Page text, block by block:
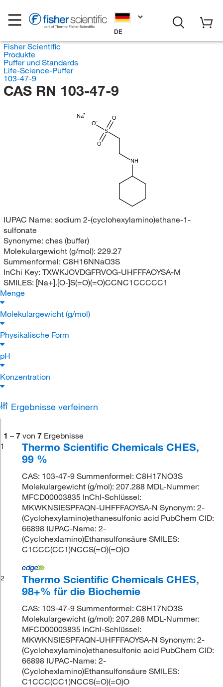
DE
Fisher Scientific
Produkte
Puffer und Standards
Life-Science-Puffer
103-47-9
CAS RN 103-47-9
Na
O
S
O
O
NH
IUPAC Name: sodium 2-(cyclohexylamino)ethane-1-
sulfonate
Synonyme: ches (buffer)
Molekulargewicht (g/mol): 229.27
Summenformel: C8H16NNaO3S
InChi Key: TXWKJOVDGFRVOG-UHFFFAOYSA-M
SMILES: [Na+].[O-]S(=O)(=O)CCNC1CCCCC1
Menge
Molekulargewicht (g/mol)
Physikalische Form
pH
Konzentration
Ergebnisse verfeinern
1 – 7 von 7 Ergebnisse
1
Thermo Scientific Chemicals CHES,
99 %
CAS: 103-47-9 Summenformel: C8H17NO3S
Molekulargewicht (g/mol): 207.288 MDL-Nummer:
MFCD00003835 InChI-Schlüssel:
MKWKNSIESPFAQN-UHFFFAOYSA-N Synonym: 2-
(Cyclohexylamino)ethanesulfonic acid PubChem CID:
66898 IUPAC-Name: 2-
(Cyclohexlamino)Ethansulfonsäure SMILES:
C1CCC(CC1)NCCS(=O)(=O)O
2
Thermo Scientific Chemicals CHES,
98+% für die Biochemie
CAS: 103-47-9 Summenformel: C8H17NO3S
Molekulargewicht (g/mol): 207.288 MDL-Nummer:
MFCD00003835 InChI-Schlüssel:
MKWKNSIESPFAQN-UHFFFAOYSA-N Synonym: 2-
(Cyclohexylamino)ethanesulfonic acid PubChem CID:
66898 IUPAC-Name: 2-
(Cyclohexlamino)Ethansulfonsäure SMILES:
C1CCC(CC1)NCCS(=O)(=O)O